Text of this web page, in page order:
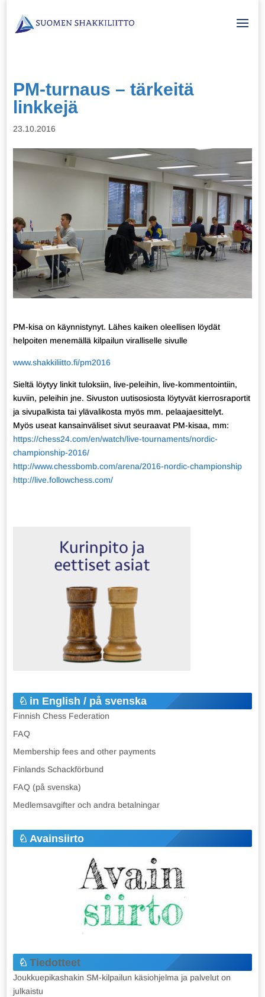
PM-turnaus – tärkeitä
linkkejä
23.10.2016
PM-kisa on käynnistynyt. Lähes kaiken oleellisen löydät
helpoiten menemällä kilpailun viralliselle sivulle
www.shakkiliitto.fi/pm2016
Sieltä löytyy linkit tuloksiin, live-peleihin, live-kommentointiin,
kuviin, peleihin jne. Sivuston uutisosiosta löytyvät kierrosraportit
ja sivupalkista tai ylävalikosta myös mm. pelaajaesittelyt.
Myös useat kansainväliset sivut seuraavat PM-kisaa, mm:
https://chess24.com/en/watch/live-tournaments/nordic-
championship-2016/
http://www.chessbomb.com/arena/2016-nordic-championship
http://live.followchess.com/
in English / på svenska
Finnish Chess Federation
FAQ
Membership fees and other payments
Finlands Schackförbund
FAQ (på svenska)
Medlemsavgifter och andra betalningar
Avainsiirto
Tiedotteet
Joukkuepikashakin SM-kilpailun käsiohjelma ja palvelut on
julkaistu